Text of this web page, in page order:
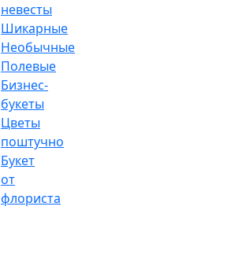
невесты
Шикарные
Необычные
Полевые
Бизнес-
букеты
Цветы
поштучно
Букет
от
флориста